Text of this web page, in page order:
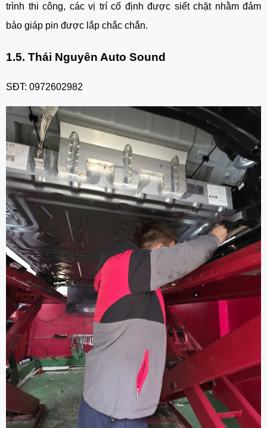
trình thi công, các vị trí cố định được siết chặt nhằm đảm
bảo giáp pin được lắp chắc chắn.
1.5. Thái Nguyên Auto Sound
SĐT: 0972602982